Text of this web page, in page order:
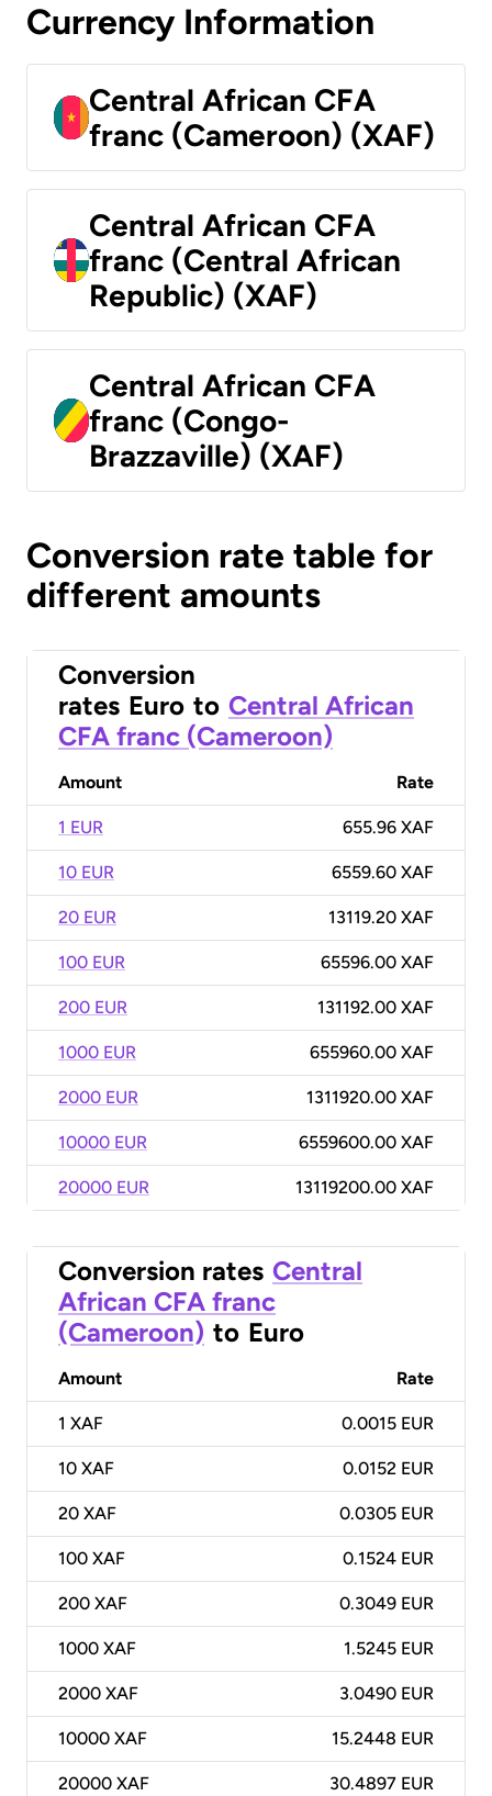
Currency Information
Central African CFA
franc (Cameroon) (XAF)
Central African CFA
franc (Central African
Republic) (XAF)
Central African CFA
franc (Congo-
Brazzaville) (XAF)
Conversion rate table for
different amounts
Conversion
rates Euro to Central African
CFA franc (Cameroon)
Amount Rate
1 EUR 655.96 XAF
10 EUR 6559.60 XAF
20 EUR 13119.20 XAF
100 EUR 65596.00 XAF
200 EUR 131192.00 XAF
1000 EUR 655960.00 XAF
2000 EUR 1311920.00 XAF
10000 EUR 6559600.00 XAF
20000 EUR 13119200.00 XAF
Conversion rates Central
African CFA franc
(Cameroon) to Euro
Amount Rate
1 XAF 0.0015 EUR
10 XAF 0.0152 EUR
20 XAF 0.0305 EUR
100 XAF 0.1524 EUR
200 XAF 0.3049 EUR
1000 XAF 1.5245 EUR
2000 XAF 3.0490 EUR
10000 XAF 15.2448 EUR
20000 XAF 30.4897 EUR